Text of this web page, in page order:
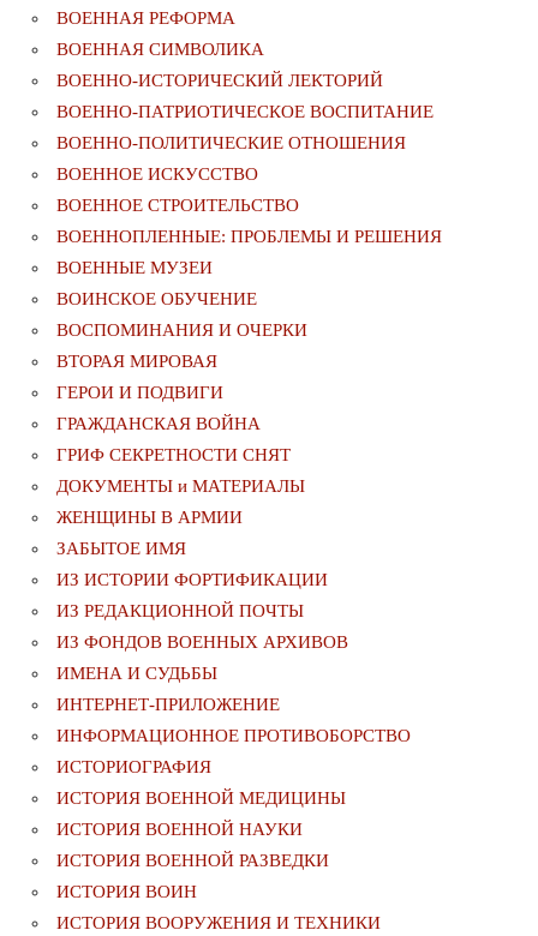
ВОЕННАЯ РЕФОРМА
ВОЕННАЯ СИМВОЛИКА
ВОЕННО-ИСТОРИЧЕСКИЙ ЛЕКТОРИЙ
ВОЕННО-ПАТРИОТИЧЕСКОЕ ВОСПИТАНИЕ
ВОЕННО-ПОЛИТИЧЕСКИE ОТНОШЕНИЯ
ВОЕННОЕ ИСКУССТВО
ВОЕННОЕ СТРОИТЕЛЬСТВО
ВОЕННОПЛЕННЫЕ: ПРОБЛЕМЫ И РЕШЕНИЯ
ВОЕННЫЕ МУЗЕИ
ВОИНСКОЕ ОБУЧЕНИЕ
ВОСПОМИНАНИЯ И ОЧЕРКИ
ВТОРАЯ МИРОВАЯ
ГЕРОИ И ПОДВИГИ
ГРАЖДАНСКАЯ ВОЙНА
ГРИФ СЕКРЕТНОСТИ СНЯТ
ДОКУМЕНТЫ и МАТЕРИАЛЫ
ЖЕНЩИНЫ В АРМИИ
ЗАБЫТОЕ ИМЯ
ИЗ ИСТОРИИ ФОРТИФИКАЦИИ
ИЗ РЕДАКЦИОННОЙ ПОЧТЫ
ИЗ ФОНДОВ ВОЕННЫХ АРХИВОВ
ИМЕНА И СУДЬБЫ
ИНТЕРНЕТ-ПРИЛОЖЕНИЕ
ИНФОРМАЦИОННОЕ ПРОТИВОБОРСТВО
ИСТОРИОГРАФИЯ
ИСТОРИЯ ВОЕННОЙ МЕДИЦИНЫ
ИСТОРИЯ ВОЕННОЙ НАУКИ
ИСТОРИЯ ВОЕННОЙ РАЗВЕДКИ
ИСТОРИЯ ВОИН
ИСТОРИЯ ВООРУЖЕНИЯ И ТЕХНИКИ